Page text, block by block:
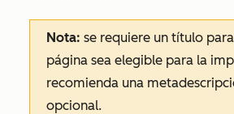
Nota: se requiere un título
página sea elegible para la
recomienda una
opcional.